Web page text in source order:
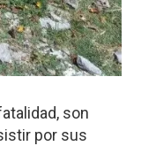
son
por sus